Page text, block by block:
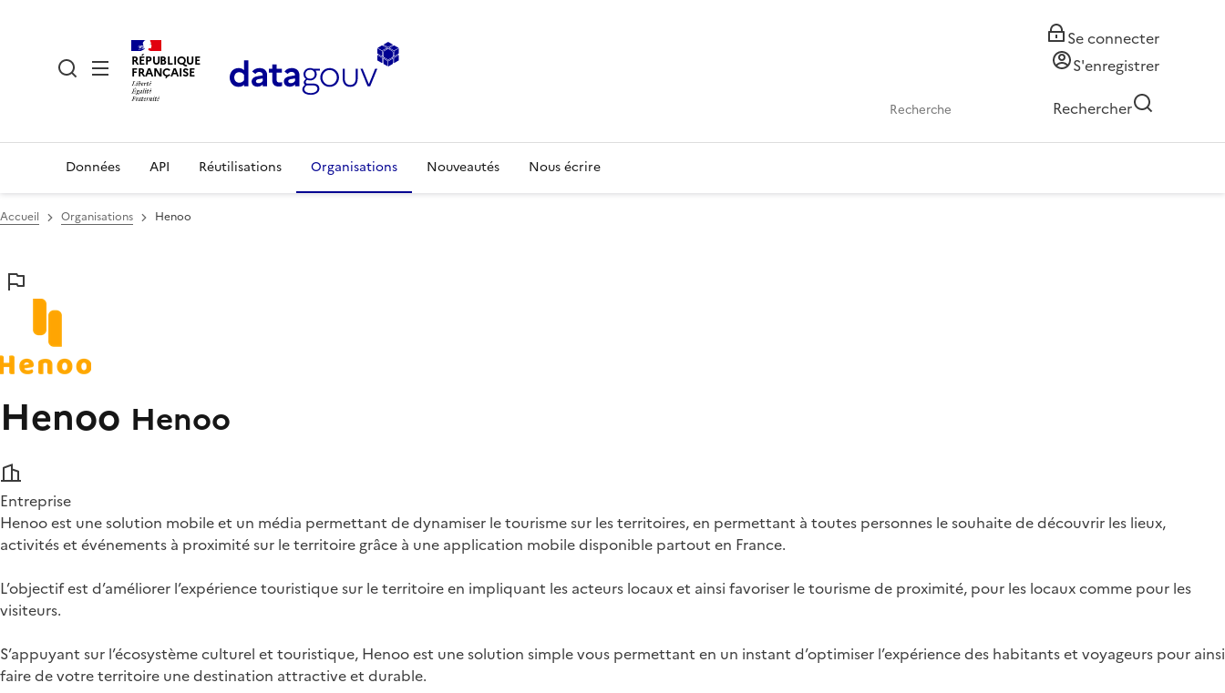
RÉPUBLIQUE
FRANÇAISE
Se connecter
S'enregistrer
Rechercher
Données API Réutilisations Organisations Nouveautés Nous écrire
Accueil Organisations Henoo
Henoo Henoo
Entreprise
Henoo est une solution mobile et un média permettant de dynamiser le tourisme sur les territoires, en permettant à toutes personnes le souhaite de découvrir les lieux,
activités et événements à proximité sur le territoire grâce à une application mobile disponible partout en France.
L’objectif est d’améliorer l’expérience touristique sur le territoire en impliquant les acteurs locaux et ainsi favoriser le tourisme de proximité, pour les locaux comme pour les
visiteurs.
S’appuyant sur l’écosystème culturel et touristique, Henoo est une solution simple vous permettant en un instant d’optimiser l’expérience des habitants et voyageurs pour ainsi
faire de votre territoire une destination attractive et durable.